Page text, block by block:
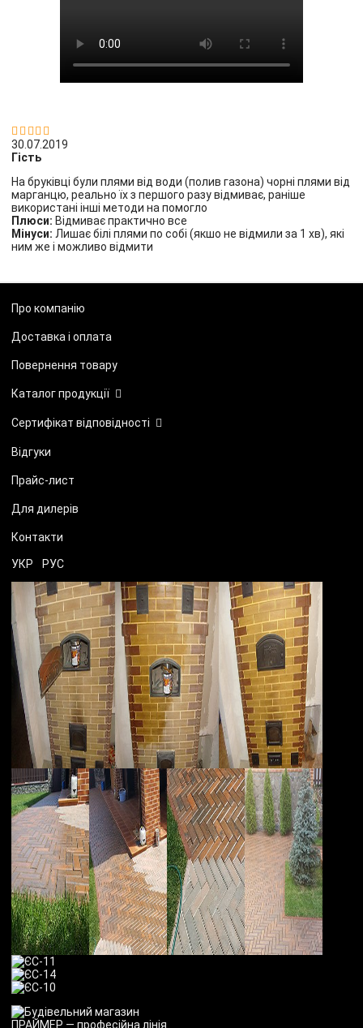


30.07.2019
Гість
На бруківці були плями від води (полив газона) чорні плями від
марганцю, реально їх з першого разу відмиває, раніше
використані інші методи на помогло
Плюси: Відмиває практично все
Мінуси: Лишає білі плями по собі (якшо не відмили за 1 хв), які
ним же і можливо відмити
Про компанію
Доставка і оплата
Повернення товару
Каталог продукції
Сертифікат відповідності
Відгуки
Прайс-лист
Для дилерів
Контакти
УКР РУС